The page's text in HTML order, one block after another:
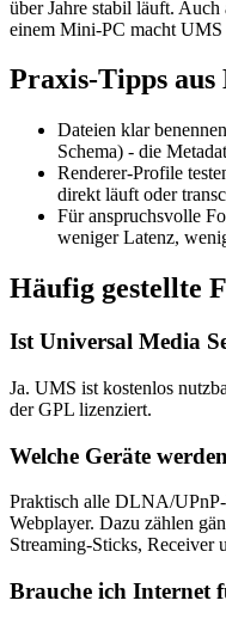
über Jahre stabil läuft.
einem Mini-PC macht UMS
Praxis-Tipps
Dateien klar
Schema) - die
Renderer-Profile
direkt läuft oder
Für anspruchsvolle
weniger Latenz,
Häufig gestellte
Ist Universal Media
Ja. UMS ist kostenlos
der GPL lizenziert.
Welche Geräte
Praktisch alle DLNA/
Webplayer. Dazu zählen
Streaming-Sticks, Receiver
Brauche ich Internet